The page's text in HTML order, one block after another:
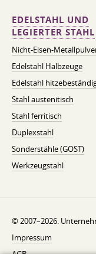
EDELSTAHL UND
LEGIERTER STAHL
Nicht-Eisen-
Edelstahl Halbzeuge
Edelstahl
Stahl austenitisch
Stahl ferritisch
Duplexstahl
Sonderstähle (GOST)
Werkzeugstahl
© 2007–2026.
Impressum